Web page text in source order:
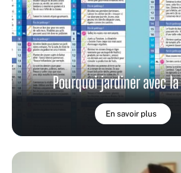
Pourquoi jardiner avec
En savoir plus